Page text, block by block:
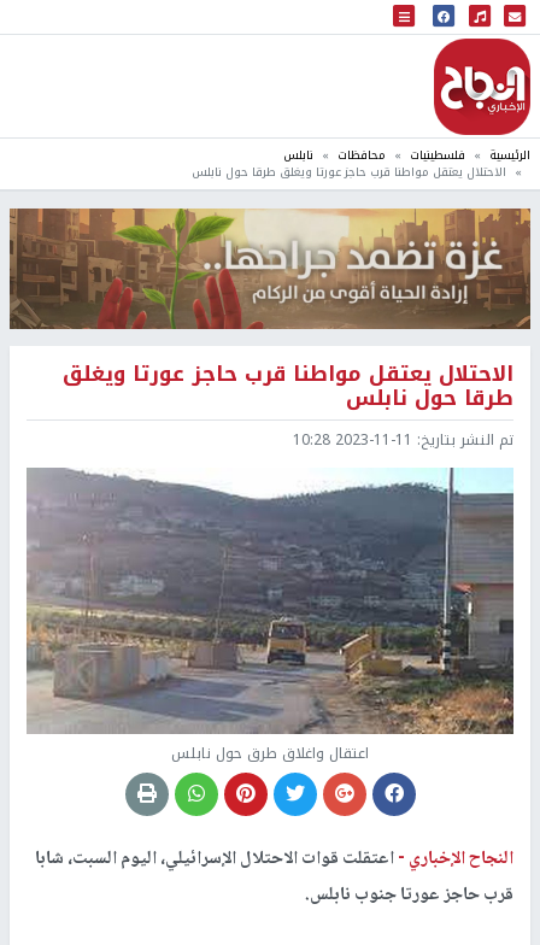
البث المباشر
إذاعة النجاح
الرئيسية فلسطينيات محافظات نابلس
الاحتلال يعتقل مواطنا قرب حاجز عورتا ويغلق طرقا حول نابلس
الاحتلال يعتقل مواطنا قرب حاجز عورتا ويغلق
طرقا حول نابلس
تم النشر بتاريخ: 2023-11-11 10:28
اعتقال واغلاق طرق حول نابلس
النجاح الإخباري -اعتقلت قوات الاحتلال الإسرائيلي، اليوم السبت، شابا
قرب حاجز عورتا جنوب نابلس.